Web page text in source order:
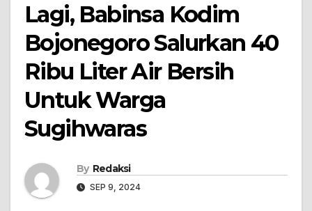
Lagi, Babinsa Kodim
Bojonegoro Salurkan 40
Ribu Liter Air Bersih
Untuk Warga
Sugihwaras
By Redaksi
SEP 9, 2024